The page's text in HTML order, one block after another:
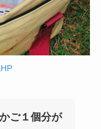
ご１個分が